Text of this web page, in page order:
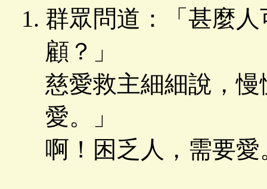
群眾問道：「甚麼
顧？」
慈愛救主細細說，
愛。」
啊！困乏人，需要愛